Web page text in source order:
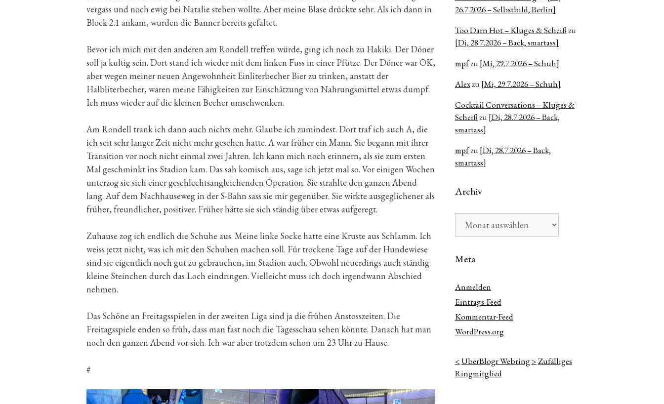
vergass und noch ewig bei Natalie stehen wollte. Aber meine Blase drückte sehr. Als ich dann in
Block 2.1 ankam, wurden die Banner bereits gefaltet.
Bevor ich mich mit den anderen am Rondell treffen würde, ging ich noch zu Hakiki. Der Döner
soll ja kultig sein. Dort stand ich wieder mit dem linken Fuss in einer Pfütze. Der Döner war OK,
aber wegen meiner neuen Angewohnheit Einliterbecher Bier zu trinken, anstatt der
Halbliterbecher, waren meine Fähigkeiten zur Einschätzung von Nahrungsmittel etwas dumpf.
Ich muss wieder auf die kleinen Becher umschwenken.
Am Rondell trank ich dann auch nichts mehr. Glaube ich zumindest. Dort traf ich auch A, die
ich seit sehr langer Zeit nicht mehr gesehen hatte. A war früher ein Mann. Sie begann mit ihrer
Transition vor noch nicht einmal zwei Jahren. Ich kann mich noch erinnern, als sie zum ersten
Mal geschminkt ins Stadion kam. Das sah komisch aus, sage ich jetzt mal so. Vor einigen Wochen
unterzog sie sich einer geschlechtsangleichenden Operation. Sie strahlte den ganzen Abend
lang. Auf dem Nachhauseweg in der S-Bahn sass sie mir gegenüber. Sie wirkte ausgeglichener als
früher, freundlicher, positiver. Früher hätte sie sich ständig über etwas aufgeregt.
Zuhause zog ich endlich die Schuhe aus. Meine linke Socke hatte eine Kruste aus Schlamm. Ich
weiss jetzt nicht, was ich mit den Schuhen machen soll. Für trockene Tage auf der Hundewiese
sind sie eigentlich noch gut zu gebrauchen, im Stadion auch. Obwohl neuerdings auch ständig
kleine Steinchen durch das Loch eindringen. Vielleicht muss ich doch irgendwann Abschied
nehmen.
Das Schöne an Freitagsspielen in der zweiten Liga sind ja die frühen Anstosszeiten. Die
Freitagsspiele enden so früh, dass man fast noch die Tagesschau sehen könnte. Danach hat man
noch den ganzen Abend vor sich. Ich war aber trotzdem schon um 23 Uhr zu Hause.
#
26.7.2026 – Selbstbild, Berlin]
Too Darn Hot – Kluges & Scheißzu
[Di, 28.7.2026 – Back, smartass]
mpfzu [Mi, 29.7.2026 – Schuh]
Alexzu [Mi, 29.7.2026 – Schuh]
Cocktail Conversations – Kluges &
Scheißzu [Di, 28.7.2026 – Back,
smartass]
mpfzu [Di, 28.7.2026 – Back,
smartass]
Archiv
Meta
Anmelden
Eintrags-Feed
Kommentar-Feed
WordPress.org
<UberBlogr Webring>Zufälliges
Ringmitglied